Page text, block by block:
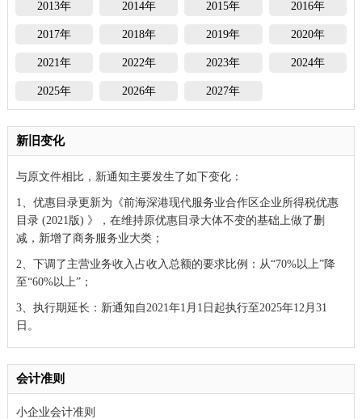
2013年 2014年 2015年 2016年
2017年 2018年 2019年 2020年
2021年 2022年 2023年 2024年
2025年 2026年 2027年
新旧变化
与原文件相比，新通知主要发生了如下变化：
1、优惠目录更新为《前海深港现代服务业合作区企业所得税优惠
目录 (2021版) 》，在维持原优惠目录大体不变的基础上做了删
减，新增了商务服务业大类；
2、下调了主营业务收入占收入总额的要求比例：从“70%以上”降
至“60%以上”；
3、执行期延长：新通知自2021年1月1日起执行至2025年12月31
日。
会计准则
小企业会计准则